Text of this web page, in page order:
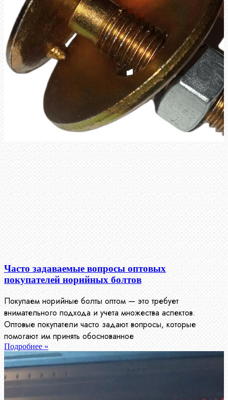
Часто задаваемые вопросы оптовых
покупателей норийных болтов
Покупаем норийные болты оптом — это требует
внимательного подхода и учета множества аспектов.
Оптовые покупатели часто задают вопросы, которые
помогают им принять обоснованное
Подробнее »